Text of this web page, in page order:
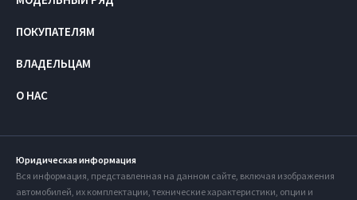
ПОКУПАТЕЛЯМ
ВЛАДЕЛЬЦАМ
О НАС
Юридическая информация
Вся информация, представленная на данном сайте, включая изображения
автомобилей, их комплектации, технические характеристики, опции и